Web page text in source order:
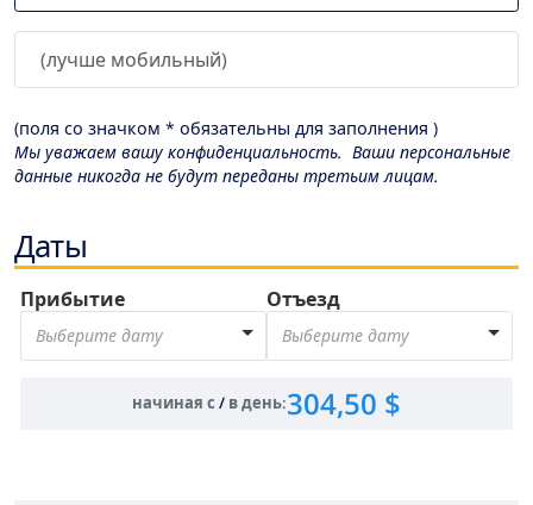
(поля со значком * обязательны для заполнения )
Мы уважаем вашу конфиденциальность. Ваши персональные
данные никогда не будут переданы третьим лицам.
Даты
Прибытие
Выберите дату
Отъезд
Выберите дату
начиная с / в день:304,50 $